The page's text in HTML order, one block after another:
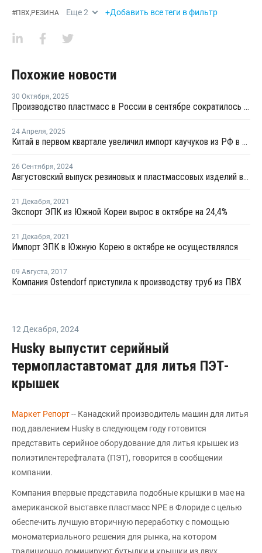
#ПВХ,РЕЗИНА Еще2 +Добавить все теги в фильтр
Похожие новости
30 Октября, 2025
Производство пластмасс в России в сентябре сократилось на 9,6%
24 Апреля, 2025
Китай в первом квартале увеличил импорт каучуков из РФ в денежном выражении в 1,5 раза
26 Сентября, 2024
Августовский выпуск резиновых и пластмассовых изделий в России сократился
21 Декабря, 2021
Экспорт ЭПК из Южной Кореи вырос в октябре на 24,4%
21 Декабря, 2021
Импорт ЭПК в Южную Корею в октябре не осуществлялся
09 Августа, 2017
Компания Ostendorf приступила к производству труб из ПВХ
12 Декабря, 2024
Husky выпустит серийный
термопластавтомат для литья ПЭТ-
крышек
Маркет Репорт-- Канадский производитель машин для литья
под давлением Husky в следующем году готовится
представить серийное оборудование для литья крышек из
полиэтилентерефталата (ПЭТ), говорится в сообщении
компании.
Компания впервые представила подобные крышки в мае на
американской выставке пластмасс NPE в Флориде с целью
обеспечить лучшую вторичную переработку с помощью
мономатериального решения для рынка, на котором